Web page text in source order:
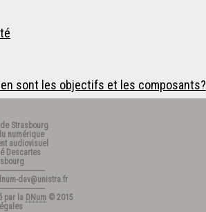
en sont les objectifs et les composants?
Strasbourg
numérique
audiovisuel
Descartes
dav@unistra.fr
par la DNum © 2015